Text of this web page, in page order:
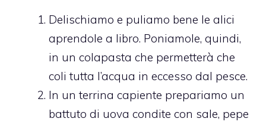
Delischiamo e puliamo bene le alici
aprendole a libro. Poniamole, quindi,
in un colapasta che permetterà che
coli tutta l’acqua in eccesso dal pesce.
In un terrina capiente prepariamo un
battuto di uova condite con sale, pepe